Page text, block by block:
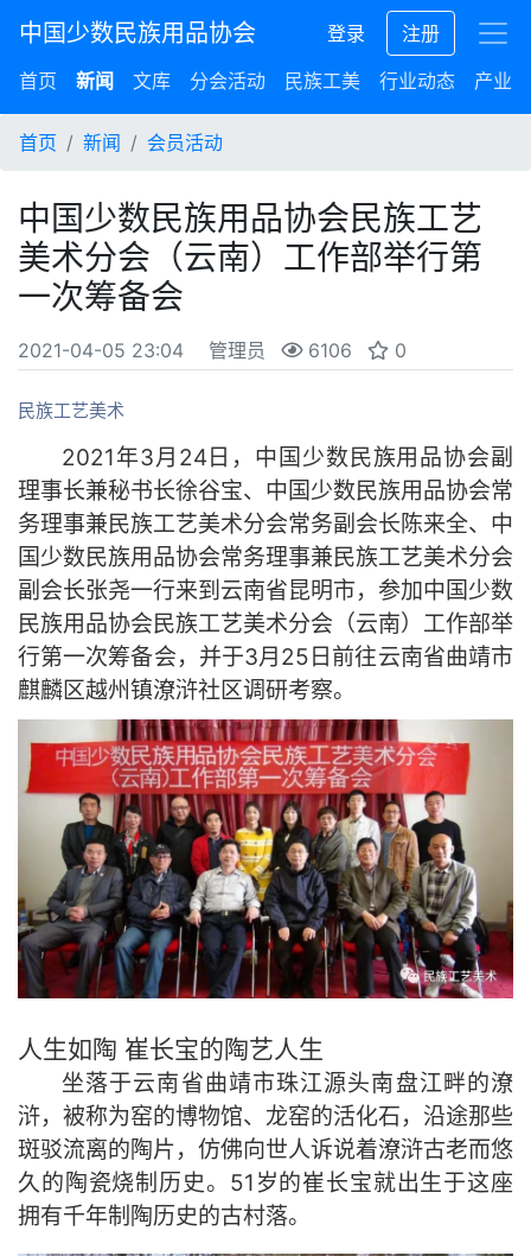
中国少数民族用品协会 登录
注册
首页
新闻 文库 分会活动 民族工美 行业动态 产业
首页 新闻 会员活动
中国少数民族用品协会民族工艺
美术分会（云南）工作部举行第
一次筹备会
2021-04-05 23:04 管理员 6106 0
民族工艺美术
2021年3月24日，中国少数民族用品协会副
理事长兼秘书长徐谷宝、中国少数民族用品协会常
务理事兼民族工艺美术分会常务副会长陈来全、中
国少数民族用品协会常务理事兼民族工艺美术分会
副会长张尧一行来到云南省昆明市，参加中国少数
民族用品协会民族工艺美术分会（云南）工作部举
行第一次筹备会，并于3月25日前往云南省曲靖市
麒麟区越州镇潦浒社区调研考察。
人生如陶 崔长宝的陶艺人生
坐落于云南省曲靖市珠江源头南盘江畔的潦
浒，被称为窑的博物馆、龙窑的活化石，沿途那些
斑驳流离的陶片，仿佛向世人诉说着潦浒古老而悠
久的陶瓷烧制历史。51岁的崔长宝就出生于这座
拥有千年制陶历史的古村落。